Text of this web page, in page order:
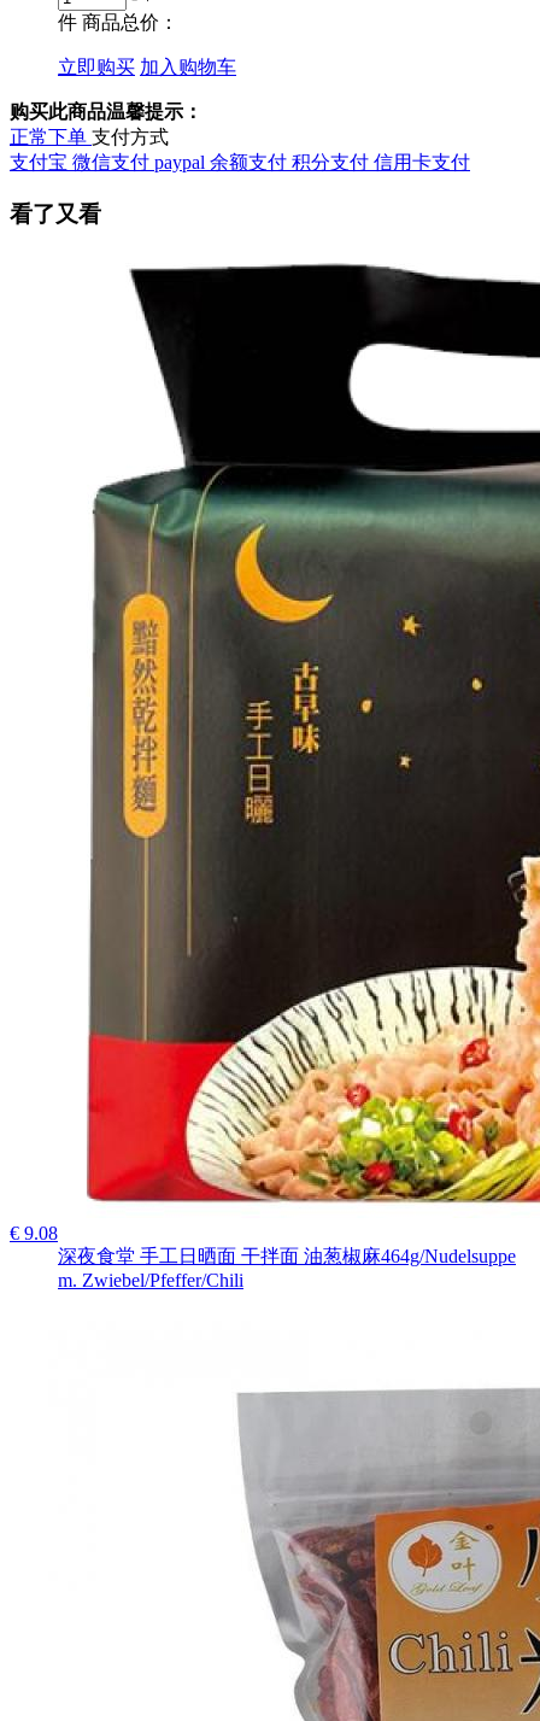
件 商品总价：
立即购买 加入购物车
购买此商品温馨提示：
正常下单 支付方式
支付宝 微信支付 paypal 余额支付 积分支付 信用卡支付
看了又看
€ 9.08
深夜食堂 手工日晒面 干拌面 油葱椒麻464g/Nudelsuppe
m. Zwiebel/Pfeffer/Chili